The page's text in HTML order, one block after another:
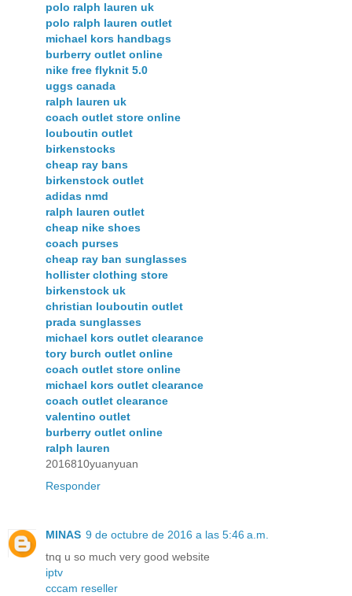
polo ralph lauren uk
polo ralph lauren outlet
michael kors handbags
burberry outlet online
nike free flyknit 5.0
uggs canada
ralph lauren uk
coach outlet store online
louboutin outlet
birkenstocks
cheap ray bans
birkenstock outlet
adidas nmd
ralph lauren outlet
cheap nike shoes
coach purses
cheap ray ban sunglasses
hollister clothing store
birkenstock uk
christian louboutin outlet
prada sunglasses
michael kors outlet clearance
tory burch outlet online
coach outlet store online
michael kors outlet clearance
coach outlet clearance
valentino outlet
burberry outlet online
ralph lauren
2016810yuanyuan
Responder
MINAS 9 de octubre de 2016 a las 5:46 a.m.
tnq u so much very good website
iptv
cccam reseller